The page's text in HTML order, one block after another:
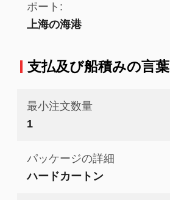
ポート:
上海の海港
支払及び船積みの言葉
最小注文数量
1
パッケージの詳細
ハードカートン